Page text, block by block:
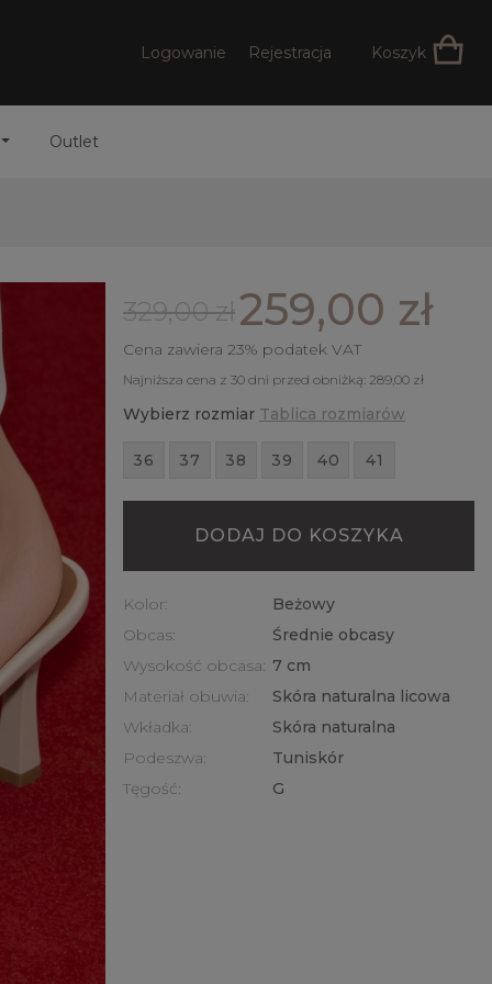
Logowanie Rejestracja Koszyk
Outlet
329,00 zł259,00 zł
Cena zawiera 23% podatek VAT
Najniższa cena z 30 dni przed obniżką: 289,00 zł
Wybierz rozmiar Tablica rozmiarów
36 37 38 39 40 41
DODAJ DO KOSZYKA
Kolor:
Beżowy
Obcas:
Średnie obcasy
Wysokość obcasa: 7 cm
Materiał obuwia:
Skóra naturalna licowa
Wkładka:
Skóra naturalna
Podeszwa:
Tuniskór
Tęgość:
G